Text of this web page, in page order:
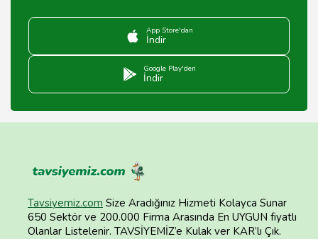
App Store'dan
İndir
Google Play'den
İndir
Tavsiyemiz.com Size Aradığınız Hizmeti Kolayca Sunar
650 Sektör ve 200.000 Firma Arasında En UYGUN fiyatlı
Olanlar Listelenir. TAVSİYEMİZ’e Kulak ver KAR’lı Çık.